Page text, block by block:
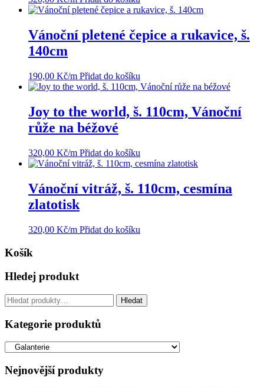
Vánoční pletené čepice a rukavice, š.
140cm
190,00 Kč/m Přidat do košíku
Joy to the world, š. 110cm, Vánoční
růže na béžové
320,00 Kč/m Přidat do košíku
Vánoční vitráž, š. 110cm, cesmína
zlatotisk
320,00 Kč/m Přidat do košíku
Košík
Hledej produkt
Hledat: Hledat
Kategorie produktů
Nejnovější produkty